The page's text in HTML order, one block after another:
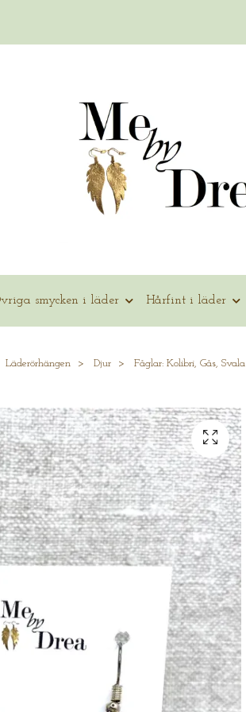
smycken i läder Hårfint i läder
Läderörhängen Djur Fåglar: Kolibri, Gås, Svala